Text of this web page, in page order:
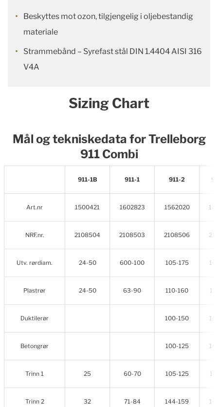
Beskyttes mot ozon, tilgjengelig i oljebestandig
materiale
Strammebånd – Syrefast stål DIN 1.4404 AISI 316
V4A
Sizing Chart
Mål og tekniskedata for Trelleborg
911 Combi
911-1B 911-1 911-2
Art.nr 1500421 1602823 1562020
NRF.nr. 2108504 2108503 2108506
Utv. rørdiam. 24-50 600-100 105-175
Plastrør 24-50 63-90 110-160
Duktilerør 100-150
Betongrør 100-125
Trinn 1 25 60-70 105-125
Trinn 2 32 71-84 144-159